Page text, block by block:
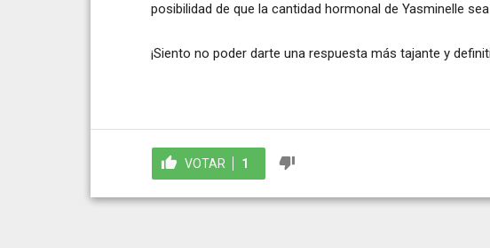
posibilidad de que la cantidad hormonal de Yasminelle
¡Siento no poder darte una respuesta más tajante y
VOTAR 1